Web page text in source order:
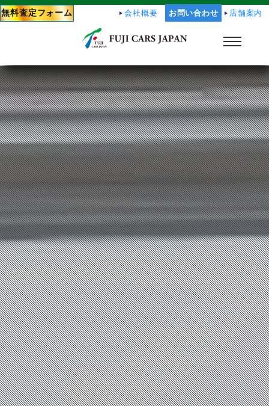
会社概要 お問い合わせ 店舗案内
無料査定フォーム